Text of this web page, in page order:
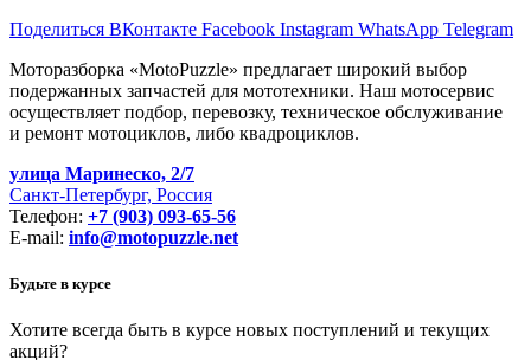
Поделиться ВКонтакте Facebook Instagram WhatsApp Telegram
Моторазборка «MotoPuzzle» предлагает широкий выбор
подержанных запчастей для мототехники. Наш мотосервис
осуществляет подбор, перевозку, техническое обслуживание
и ремонт мотоциклов, либо квадроциклов.
улица Маринеско, 2/7
Санкт-Петербург, Россия
Телефон: +7 (903) 093-65-56
E-mail: info@motopuzzle.net
Будьте в курсе
Хотите всегда быть в курсе новых поступлений и текущих
акций?